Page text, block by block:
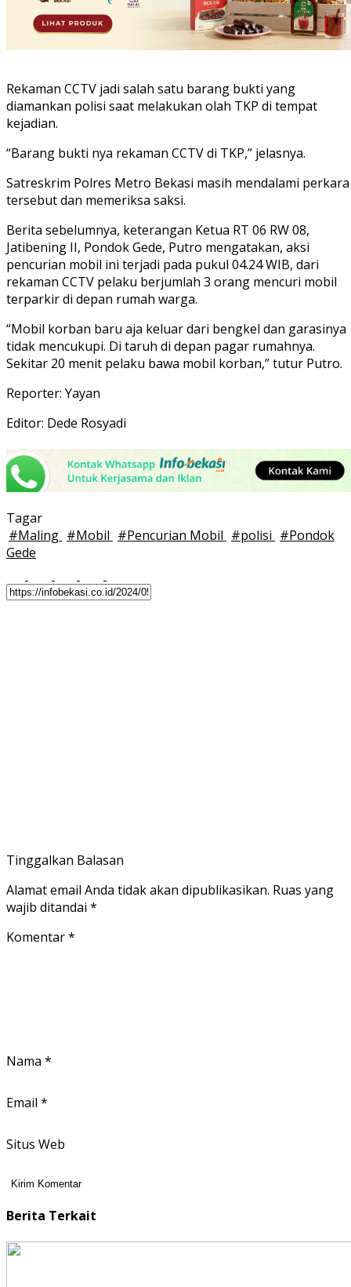
Rekaman CCTV jadi salah satu barang bukti yang
diamankan polisi saat melakukan olah TKP di tempat
kejadian.
“Barang bukti nya rekaman CCTV di TKP,” jelasnya.
Satreskrim Polres Metro Bekasi masih mendalami perkara
tersebut dan memeriksa saksi.
Berita sebelumnya, keterangan Ketua RT 06 RW 08,
Jatibening II, Pondok Gede, Putro mengatakan, aksi
pencurian mobil ini terjadi pada pukul 04.24 WIB, dari
rekaman CCTV pelaku berjumlah 3 orang mencuri mobil
terparkir di depan rumah warga.
“Mobil korban baru aja keluar dari bengkel dan garasinya
tidak mencukupi. Di taruh di depan pagar rumahnya.
Sekitar 20 menit pelaku bawa mobil korban,” tutur Putro.
Reporter: Yayan
Editor: Dede Rosyadi
Tagar
#Maling #Mobil #Pencurian Mobil #polisi #Pondok
Gede
Tinggalkan Balasan
Alamat email Anda tidak akan dipublikasikan. Ruas yang
wajib ditandai *
Komentar*
Nama *
Email *
Situs Web
Berita Terkait